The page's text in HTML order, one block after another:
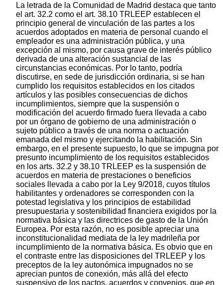
La letrada de la Comunidad de Madrid destaca que tanto
el art. 32.2 como el art. 38.10 TRLEEP establecen el
principio general de vinculación de las partes a los
acuerdos adoptados en materia de personal cuando el
empleador es una administración pública, y una
excepción al mismo, por causa grave de interés público
derivada de una alteración sustancial de las
circunstancias económicas. Por lo tanto, podría
discutirse, en sede de jurisdicción ordinaria, si se han
cumplido los requisitos establecidos en los citados
artículos y las posibles consecuencias de dichos
incumplimientos, siempre que la suspensión o
modificación del acuerdo firmado fuera llevada a cabo
por un órgano de gobierno de una administración o
sujeto público a través de una norma o actuación
emanada del mismo y ejercitando la habilitación. Sin
embargo, en el presente supuesto, lo que se impugna por
presunto incumplimiento de los requisitos establecidos
en los arts. 32.2 y 38.10 TRLEEP es la suspensión de
acuerdos en materia de prestaciones o beneficios
sociales llevada a cabo por la Ley 9/2018, cuyos títulos
habilitantes y ordenadores se corresponden con la
potestad legislativa y los principios de estabilidad
presupuestaria y sostenibilidad financiera exigidos por la
normativa básica y las directrices de gasto de la Unión
Europea. Por esta razón, no es posible apreciar una
inconstitucionalidad mediata de la ley madrileña por
incumplimiento de la normativa básica. Es obvio que en
el contraste entre las disposiciones del TRLEEP y los
preceptos de la ley autonómica impugnados no se
aprecian puntos de conexión, más allá del efecto
suspensivo de los pactos, acuerdos y convenios, que en